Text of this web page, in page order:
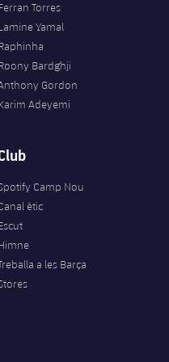
Torres
Yamal
Bardghji
Gordon
Adeyemi
Camp Nou
ètic
a les Barça